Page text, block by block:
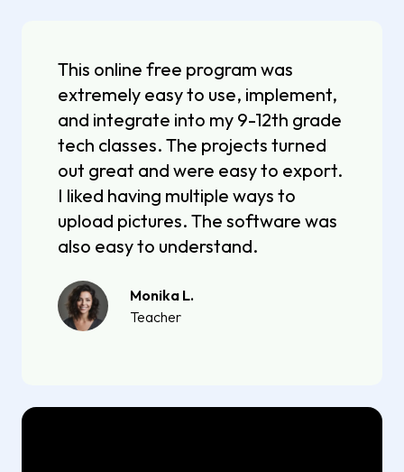
This online free program was
extremely easy to use, implement,
and integrate into my 9-12th grade
tech classes. The projects turned
out great and were easy to export.
I liked having multiple ways to
upload pictures. The software was
also easy to understand.
Monika L.
Teacher